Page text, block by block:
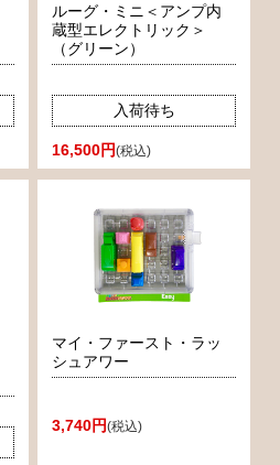
ルーグ・ミニ＜アンプ内
蔵型エレクトリック＞
（グリーン）
入荷待ち
16,500円(税込)
マイ・ファースト・ラッ
シュアワー
3,740円(税込)